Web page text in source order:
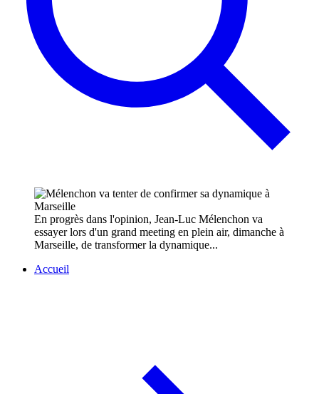
En progrès dans l'opinion, Jean-Luc Mélenchon va
essayer lors d'un grand meeting en plein air, dimanche à
Marseille, de transformer la dynamique...
Accueil